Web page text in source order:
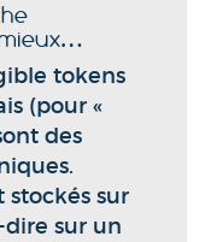
tokens
(pour «
des
stockés sur
dire sur un